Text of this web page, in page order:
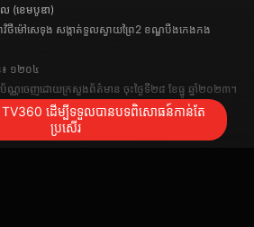
ល (ខេមបូឌា)
វិថីម៉ៅសេទុង សង្កាត់ទួលស្វាយព្រៃ2 ខណ្ឌបឹងកេងកង
ន៖ ១២០៤
ប័ណ្ណចេញដោយក្រសួងព័ត៌មាន ចុះថ្ងៃទី២៨ ខែធ្នូ ឆ្នាំ២០២៣។
ដើម្បីទទួលបានបទពិសោធន៍កាន់តែ
ប្រសើរ